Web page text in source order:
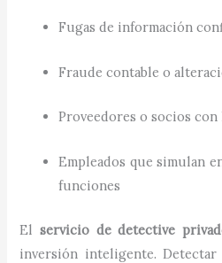
Fugas de información
Fraude contable o
Proveedores o socios
Empleados que simulan
funciones
Elservicio de detective
inversión inteligente.